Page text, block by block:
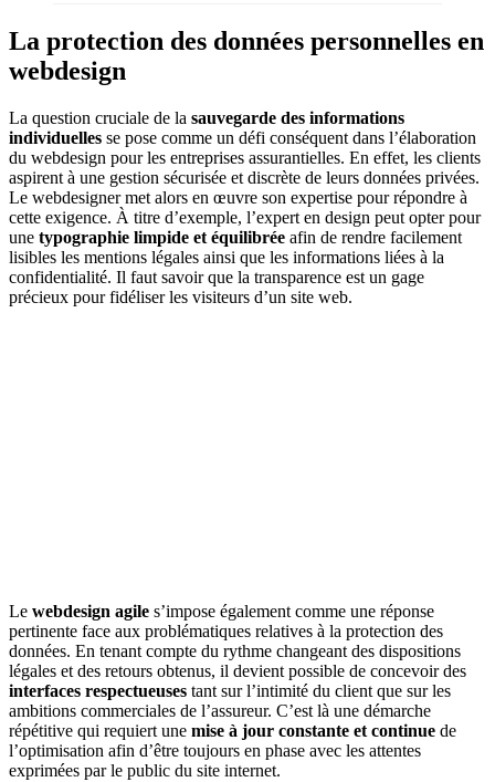
La protection des données personnelles en
webdesign
La question cruciale de la sauvegarde des informations
individuelles se pose comme un défi conséquent dans l’élaboration
du webdesign pour les entreprises assurantielles. En effet, les clients
aspirent à une gestion sécurisée et discrète de leurs données privées.
Le webdesigner met alors en œuvre son expertise pour répondre à
cette exigence. À titre d’exemple, l’expert en design peut opter pour
une typographie limpide et équilibrée afin de rendre facilement
lisibles les mentions légales ainsi que les informations liées à la
confidentialité. Il faut savoir que la transparence est un gage
précieux pour fidéliser les visiteurs d’un site web.
Le webdesign agile s’impose également comme une réponse
pertinente face aux problématiques relatives à la protection des
données. En tenant compte du rythme changeant des dispositions
légales et des retours obtenus, il devient possible de concevoir des
interfaces respectueuses tant sur l’intimité du client que sur les
ambitions commerciales de l’assureur. C’est là une démarche
répétitive qui requiert une mise à jour constante et continue de
l’optimisation afin d’être toujours en phase avec les attentes
exprimées par le public du site internet.